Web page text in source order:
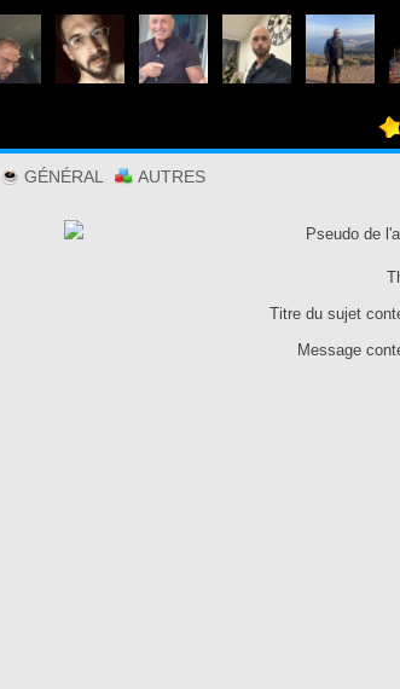
GÉNÉRAL AUTRES
Pseudo de
Titre du sujet
Message